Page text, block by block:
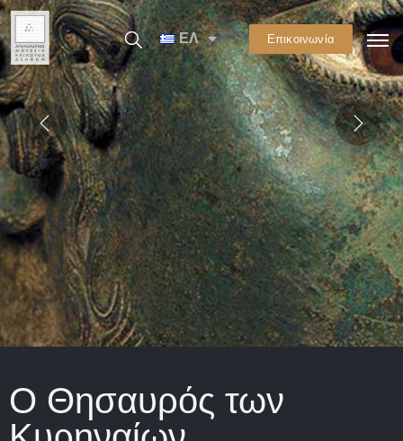
ΕΛ Επικοινωνία
Ο Θησαυρός των